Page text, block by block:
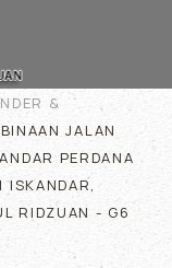
&
JALAN
PERDANA
ISKANDAR,
RIDZUAN - G6